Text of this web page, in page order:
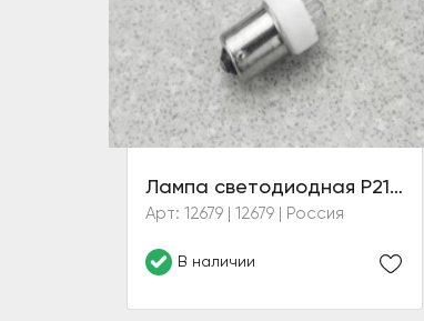
Лампа светодиодная P21W 24V WHITE Маяк
Арт: 12679 | 12679 | Россия
В наличии